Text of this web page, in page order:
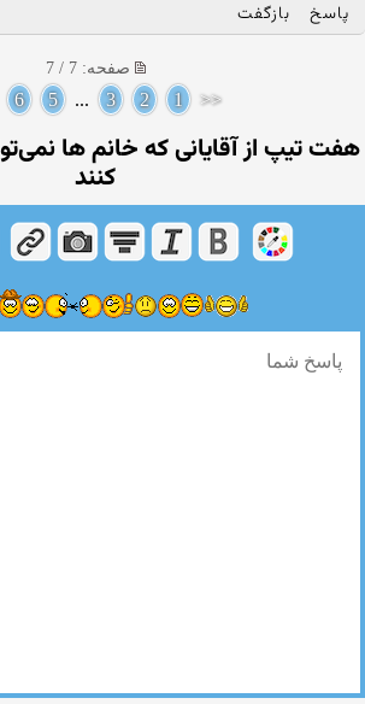
پاسخ بازگفت
صفحه: 7 / 7
<<
1
2
3
...
5
6
هفت تیپ از آقایانی که خانم ها
کنند